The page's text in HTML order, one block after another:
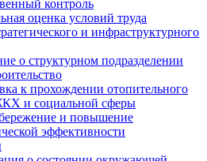
контроль
оценка условий труда
и инфраструктурного
о структурном подразделении
к прохождении отопительного
и социальной сферы
и повышение
эффективности